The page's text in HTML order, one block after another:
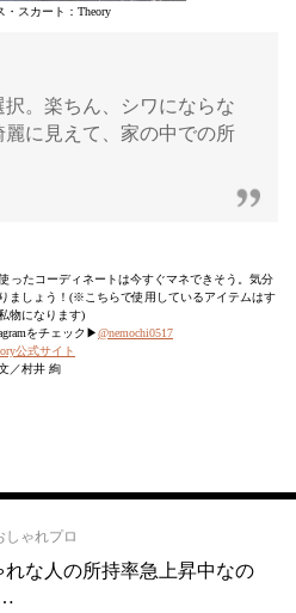
・スカート：Theory
。楽ちん、シワにならな
に見えて、家の中での所
ったコーディネートは今すぐマネできそう。気分
ましょう！(※こちらで使用しているアイテムはす
物になります)
をチェック▶︎@nemochi0517
公式サイト
／村井 絢
しゃれプロ
れな人の所持率急上昇中なの